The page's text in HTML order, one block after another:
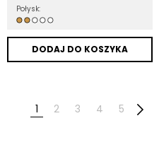
Połysk:
DODAJ DO KOSZYKA
1 2 3 4 5